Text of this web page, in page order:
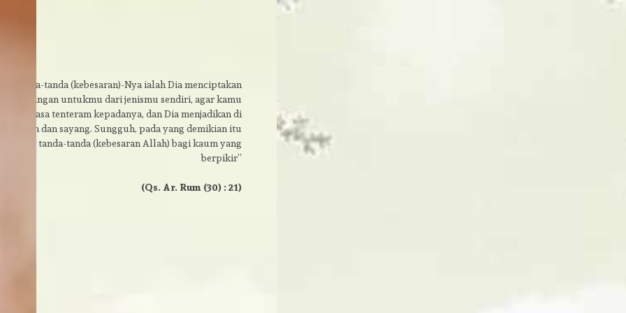
tanda-tanda (kebesaran)-Nya ialah Dia menciptakan
pasangan untukmu dari jenismu sendiri, agar kamu
dan merasa tenteram kepadanya, dan Dia menjadikan di
kasih dan sayang. Sungguh, pada yang demikian itu
terdapat tanda-tanda (kebesaran Allah) bagi kaum yang
berpikir”
(Qs. Ar. Rum (30) : 21)